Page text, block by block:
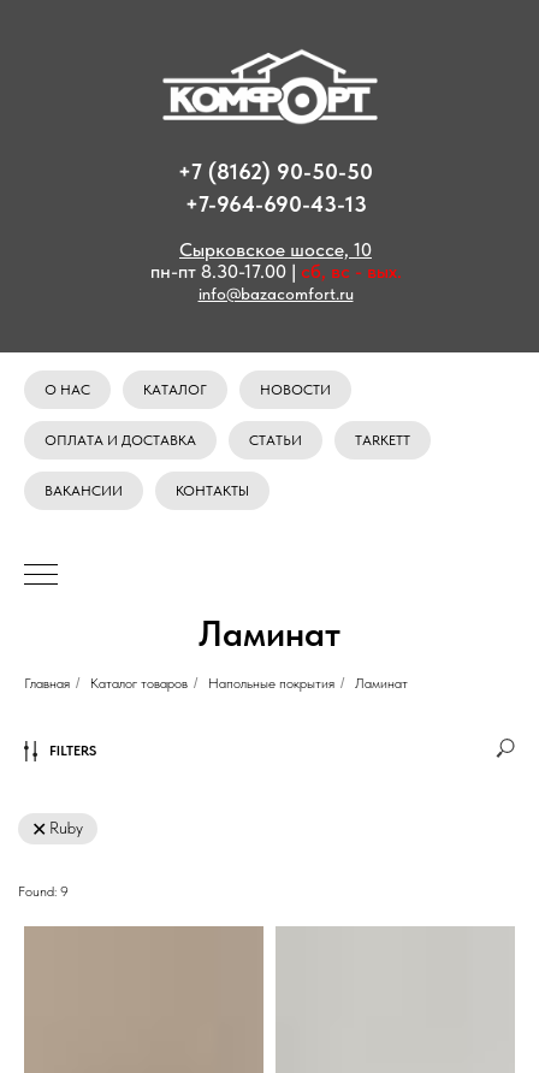
+7 (8162) 90-50-50
+7-964-690-43-13
Сырковское шоссе, 10
пн-пт 8.30-17.00 | сб, вс - вых.
info@bazacomfort.ru
О НАС КАТАЛОГ НОВОСТИ
ОПЛАТА И ДОСТАВКА СТАТЬИ TARKETT
ВАКАНСИИ КОНТАКТЫ
Ламинат
Главная / Каталог товаров / Напольные покрытия / Ламинат
FILTERS
Ruby
Found: 9